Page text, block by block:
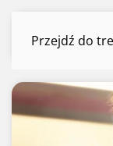
Przejdź do